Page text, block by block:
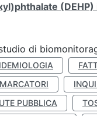
di
PUBBLICA